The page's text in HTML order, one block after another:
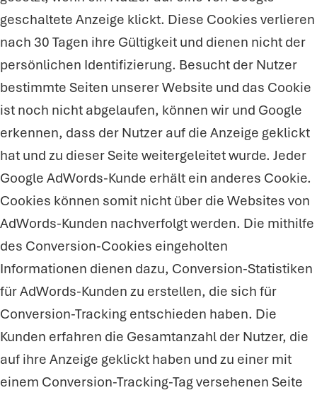
geschaltete Anzeige klickt. Diese Cookies verlieren
nach 30 Tagen ihre Gültigkeit und dienen nicht der
persönlichen Identifizierung. Besucht der Nutzer
bestimmte Seiten unserer Website und das Cookie
ist noch nicht abgelaufen, können wir und Google
erkennen, dass der Nutzer auf die Anzeige geklickt
hat und zu dieser Seite weitergeleitet wurde. Jeder
Google AdWords-Kunde erhält ein anderes Cookie.
Cookies können somit nicht über die Websites von
AdWords-Kunden nachverfolgt werden. Die mithilfe
des Conversion-Cookies eingeholten
Informationen dienen dazu, Conversion-Statistiken
für AdWords-Kunden zu erstellen, die sich für
Conversion-Tracking entschieden haben. Die
Kunden erfahren die Gesamtanzahl der Nutzer, die
auf ihre Anzeige geklickt haben und zu einer mit
einem Conversion-Tracking-Tag versehenen Seite